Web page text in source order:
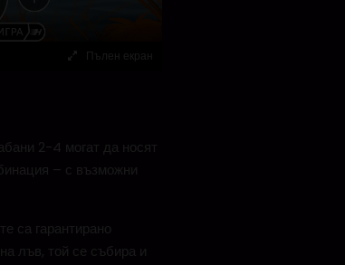
Пълен екран
2-4 могат да носят
– с възможни
са гарантирано
лъв, той се събира и